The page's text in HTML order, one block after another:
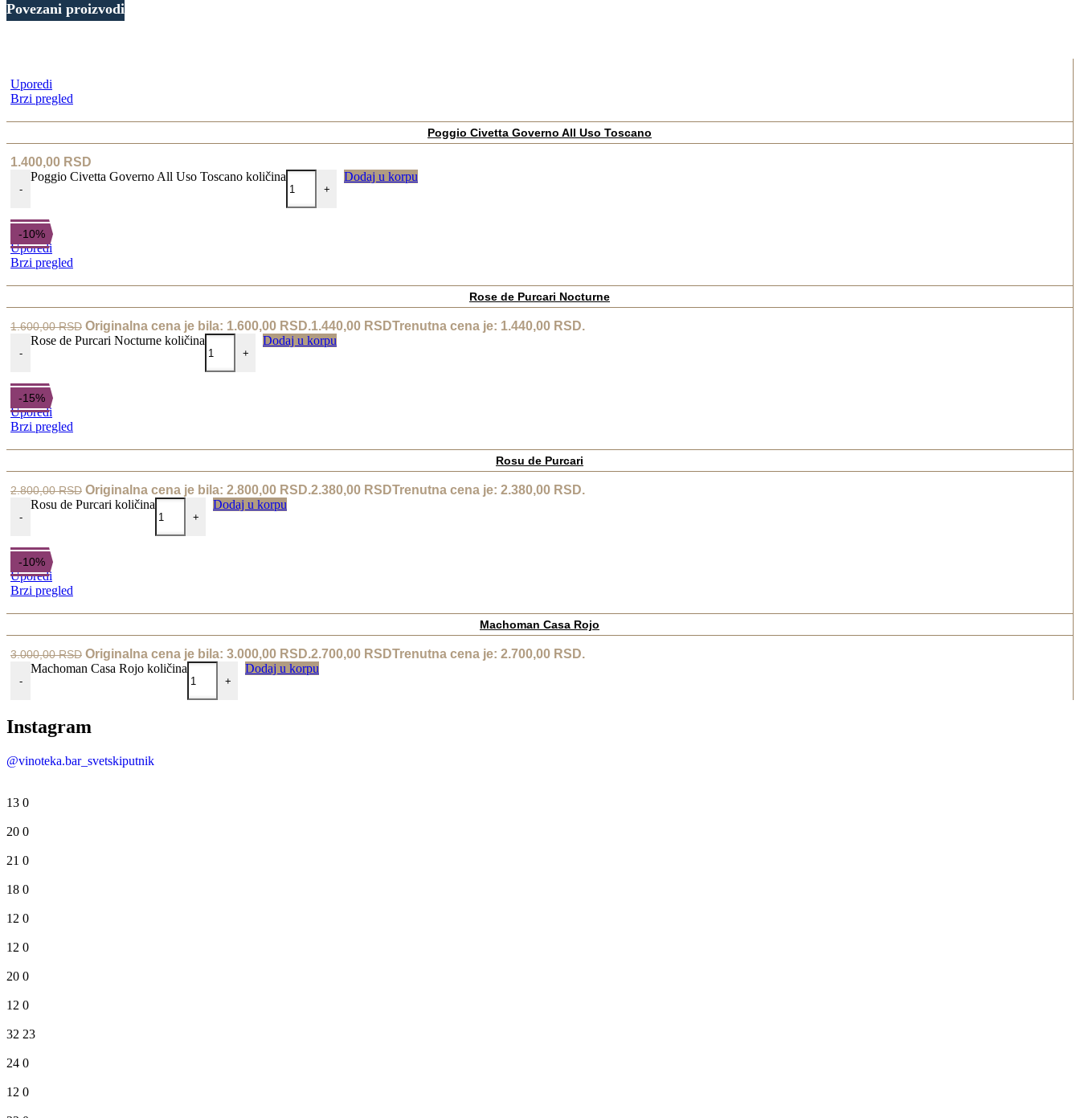
Povezani proizvodi
Uporedi
Brzi pregled
Poggio Civetta Governo All Uso Toscano
1.400,00 RSD
-
Poggio Civetta Governo All Uso Toscano količina
+
Dodaj u korpu
-10%
Uporedi
Brzi pregled
Rose de Purcari Nocturne
1.600,00RSD Originalna cena je bila: 1.600,00 RSD.1.440,00 RSDTrenutna cena je: 1.440,00 RSD.
-
Rose de Purcari Nocturne količina
+
Dodaj u korpu
-15%
Uporedi
Brzi pregled
Rosu de Purcari
2.800,00RSD Originalna cena je bila: 2.800,00 RSD.2.380,00 RSDTrenutna cena je: 2.380,00 RSD.
-
Rosu de Purcari količina
+
Dodaj u korpu
-10%
Uporedi
Brzi pregled
Machoman Casa Rojo
3.000,00RSD Originalna cena je bila: 3.000,00 RSD.2.700,00 RSDTrenutna cena je: 2.700,00 RSD.
-
Machoman Casa Rojo količina
+
Dodaj u korpu
Instagram
@vinoteka.bar_svetskiputnik
13 0
20 0
21 0
18 0
12 0
12 0
20 0
12 0
32 23
24 0
12 0